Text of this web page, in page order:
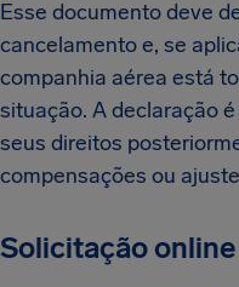
Esse documento deve
cancelamento e, se
companhia aérea está
situação. A declaração
seus direitos
compensações ou
Solicitação